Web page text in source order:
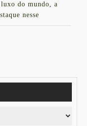
saber
sobre
luxo do mundo, a
nesse